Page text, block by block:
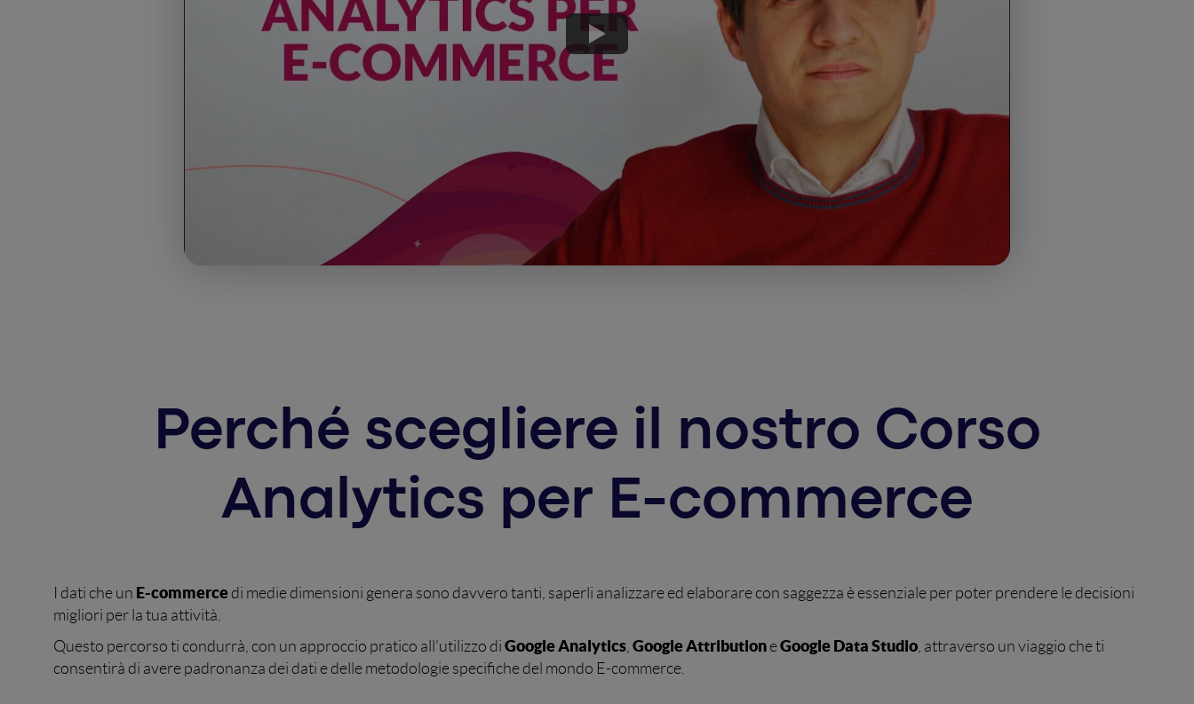
Perché scegliere il nostro Corso
Analytics per E-commerce
I dati che un E-commercedi medie dimensioni genera sono davvero tanti, saperli analizzare ed elaborare con saggezza è essenziale per poter prendere le decisioni
migliori per la tua attività.
Questo percorso ti condurrà, con un approccio pratico all’utilizzo di Google Analytics, Google Attribution eGoogle Data Studio, attraverso un viaggio che ti
consentirà di avere padronanza dei dati e delle metodologie specifiche del mondo E-commerce.